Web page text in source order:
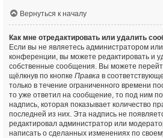
Вернуться к началу
Как мне отредактировать или удалить
Если вы не являетесь администратором
конференции, вы можете редактировать и
собственные сообщения. Вы можете
щёлкнув по кнопке Правка в
только в течение ограниченного времени
то уже ответил на сообщение, то под ним
надпись, которая показывает количество
последней из них. Эта надпись не
редактировал администратор или
написать о сделанных изменениях по